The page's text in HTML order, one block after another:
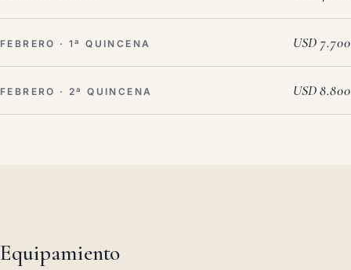
FEBRERO · 1ª QUINCENA USD 7.700
FEBRERO · 2ª QUINCENA USD 8.800
Equipamiento